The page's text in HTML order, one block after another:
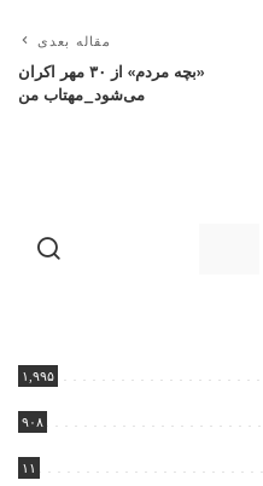
مقاله بعدی
«بچه مردم» از ۳۰ مهر اکران
می‌شود_مهتاب من
۱,۹۹۵
۹۰۸
۱۱